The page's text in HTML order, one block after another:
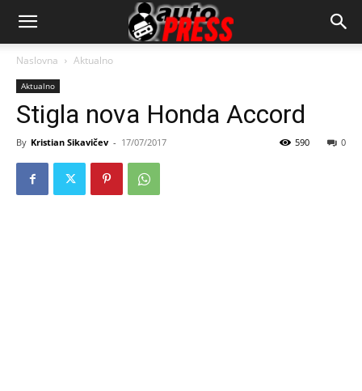
AutopressHR
Naslovna Aktualno
Aktualno
Stigla nova Honda Accord
By Kristian Sikavičev - 17/07/2017 0
590